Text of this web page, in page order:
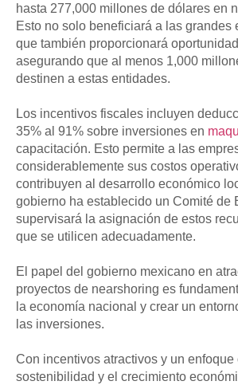
hasta 277,000 millones de dólares en
Esto no solo beneficiará a las grandes
que también proporcionará
asegurando que al menos 1,000
destinen a estas entidades.
Los incentivos fiscales incluyen
35% al 91% sobre inversiones en
capacitación. Esto permite a las
considerablemente sus costos
contribuyen al desarrollo económico
gobierno ha establecido un Comité de
supervisará la asignación de estos
que se utilicen adecuadamente.
El papel del gobierno mexicano en
proyectos de nearshoring es
la economía nacional y crear un
las inversiones.
Con incentivos atractivos y un enfoque
sostenibilidad y el crecimiento